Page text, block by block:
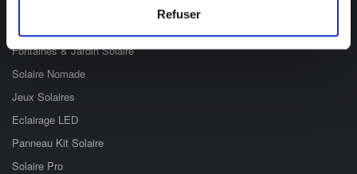
Refuser
Fontaines & Jardin Solaire
Solaire Nomade
Jeux Solaires
Eclairage LED
Panneau Kit Solaire
Solaire Pro